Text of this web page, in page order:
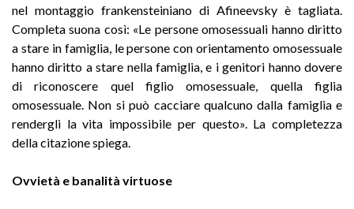
nel montaggio frankensteiniano di Afineevsky è tagliata.
Completa suona così: «Le persone omosessuali hanno diritto
a stare in famiglia, le persone con orientamento omosessuale
hanno diritto a stare nella famiglia, e i genitori hanno dovere
di riconoscere quel figlio omosessuale, quella figlia
omosessuale. Non si può cacciare qualcuno dalla famiglia e
rendergli la vita impossibile per questo». La completezza
della citazione spiega.
Ovvietà e banalità virtuose